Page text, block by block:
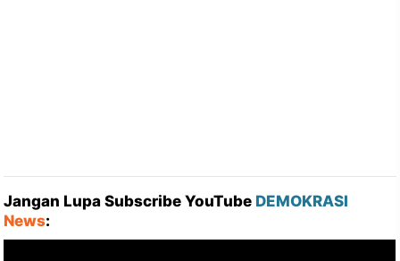
Jangan Lupa Subscribe YouTube DEMOKRASI
News: